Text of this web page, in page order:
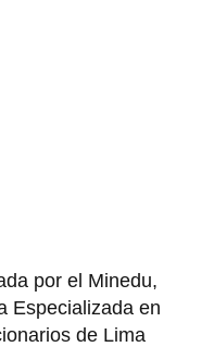
por el Minedu,
Especializada en
de Lima